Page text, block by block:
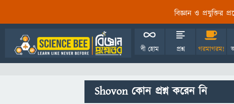
বিজ্ঞান ও প্রযুক্তির
বী হোম প্রশ্ন গরমাগরম!
Shovon কোন প্রশ্ন করেন নি